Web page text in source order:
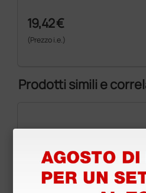
19,42 €
(Prezzo i.e.)
Prodotti simili e